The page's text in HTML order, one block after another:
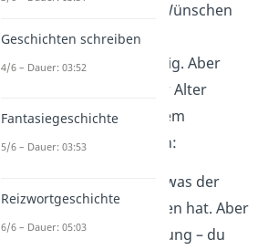
du dich in den kurzen Wünschen
über dasAlterdes
Geburtstagskindes lustig. Aber
nicht nur Witze über ihr Alter
bringenMänner an ihrem
Geburtstag zum Lachen:
„Du bist das Beste, was der
heutige Tagzu bieten hat. Aber
der Tag ist ja noch jung – du
Geschichten schreiben
4/6 – Dauer: 03:52
Fantasiegeschichte
5/6 – Dauer: 03:53
Reizwortgeschichte
6/6 – Dauer: 05:03